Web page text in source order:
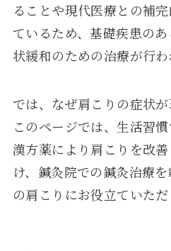
ることや現代医療との補
ているため、基礎疾患の
状緩和のための治療が行わ
では、なぜ肩こりの症状が
このページでは、生活習慣
漢方薬により肩こりを改
け、鍼灸院での鍼灸治療
の肩こりにお役立ていただ